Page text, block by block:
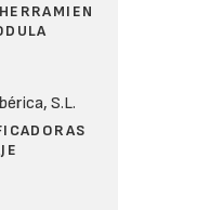
S.L.